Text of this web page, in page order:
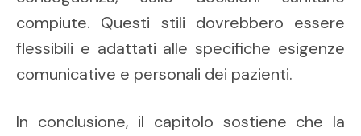
compiute. Questi stili dovrebbero essere
flessibili e adattati alle specifiche esigenze
comunicative e personali dei pazienti.
In conclusione, il capitolo sostiene che la